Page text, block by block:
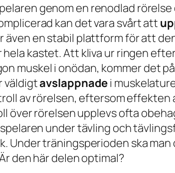
genom en renodlad
kan det vara svårt att
även en stabil plattform för att
hela kastet. Att kliva ur ringen
muskel i onödan, kommer det
väldigtavslappnadei
av rörelsen, eftersom
över rörelsen upplevs ofta
under tävling och
Under träningsperioden ska
den här delen optimal?